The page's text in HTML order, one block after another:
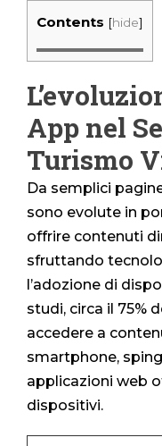
Contents [hide]
App nel
Turismo
Da semplici
sono evolute in
offrire contenuti
sfruttando
l’adozione di
studi, circa il 75%
accedere a
smartphone,
applicazioni web
dispositivi.